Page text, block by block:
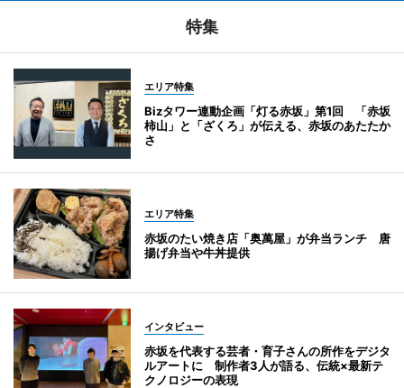
特集
エリア特集
Bizタワー連動企画「灯る赤坂」第1回 「赤坂
柿山」と「ざくろ」が伝える、赤坂のあたたか
さ
エリア特集
赤坂のたい焼き店「奥萬屋」が弁当ランチ 唐
揚げ弁当や牛丼提供
インタビュー
赤坂を代表する芸者・育子さんの所作をデジタ
ルアートに 制作者3人が語る、伝統×最新テ
クノロジーの表現